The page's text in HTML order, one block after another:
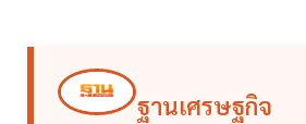
ฐานเศรษฐกิจ